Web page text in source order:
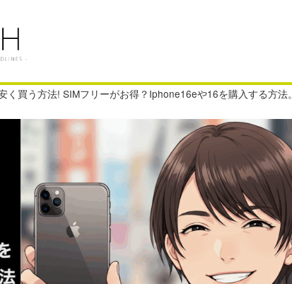
く買う方法! SIMフリーがお得？Iphone16eや16を購入する方法。